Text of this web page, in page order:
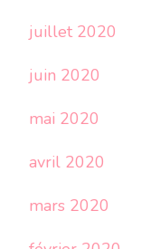
juillet 2020
juin 2020
mai 2020
avril 2020
mars 2020